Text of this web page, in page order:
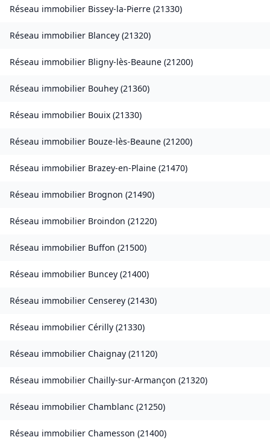
Réseau immobilier Bissey-la-Pierre (21330)
Réseau immobilier Blancey (21320)
Réseau immobilier Bligny-lès-Beaune (21200)
Réseau immobilier Bouhey (21360)
Réseau immobilier Bouix (21330)
Réseau immobilier Bouze-lès-Beaune (21200)
Réseau immobilier Brazey-en-Plaine (21470)
Réseau immobilier Brognon (21490)
Réseau immobilier Broindon (21220)
Réseau immobilier Buffon (21500)
Réseau immobilier Buncey (21400)
Réseau immobilier Censerey (21430)
Réseau immobilier Cérilly (21330)
Réseau immobilier Chaignay (21120)
Réseau immobilier Chailly-sur-Armançon (21320)
Réseau immobilier Chamblanc (21250)
Réseau immobilier Chamesson (21400)